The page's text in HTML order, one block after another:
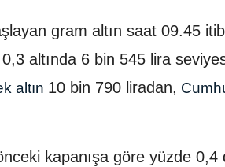
gram altın saat 09.45
0,3 altında 6 bin 545 lira
altın 10 bin 790 liradan,
kapanışa göre yüzde